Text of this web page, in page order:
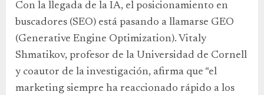
Con la llegada de la IA, el posicionamiento en
buscadores (SEO) está pasando a llamarse GEO
(Generative Engine Optimization). Vitaly
Shmatikov, profesor de la Universidad de Cornell
y coautor de la investigación, afirma que “el
marketing siempre ha reaccionado rápido a los